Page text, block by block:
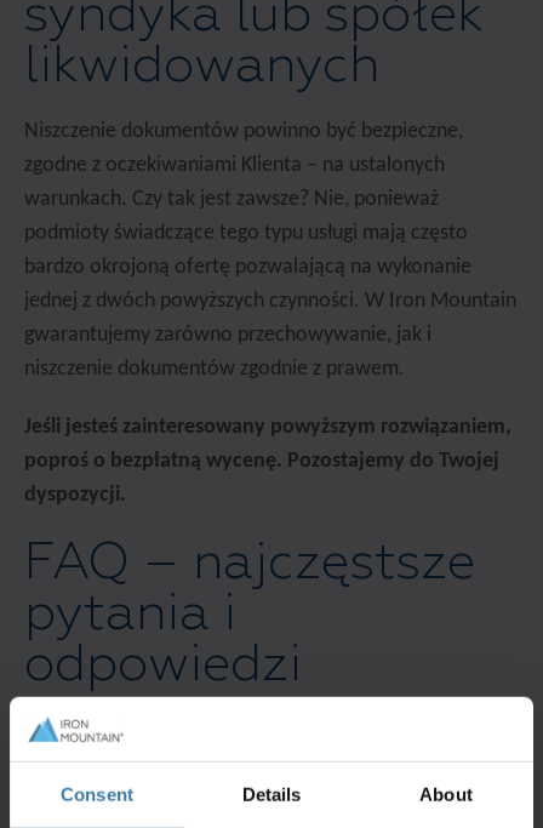
Consent Details About
syndyka lub spółek
likwidowanych
Niszczenie dokumentów powinno być bezpieczne,
zgodne z oczekiwaniami Klienta – na ustalonych
warunkach. Czy tak jest zawsze? Nie, ponieważ
podmioty świadczące tego typu usługi mają często
bardzo okrojoną ofertę pozwalającą na wykonanie
jednej z dwóch powyższych czynności. W Iron Mountain
gwarantujemy zarówno przechowywanie, jak i
niszczenie dokumentów zgodnie z prawem.
Jeśli jesteś zainteresowany powyższym rozwiązaniem,
poproś o bezpłatną wycenę. Pozostajemy do Twojej
dyspozycji.
FAQ – najczęstsze
pytania i
odpowiedzi
Poniżej przedstawiamy najczęstsze pytania i odpowiedzi
w tematyce przechowywania i niszczenia dokumentów
księgowych.